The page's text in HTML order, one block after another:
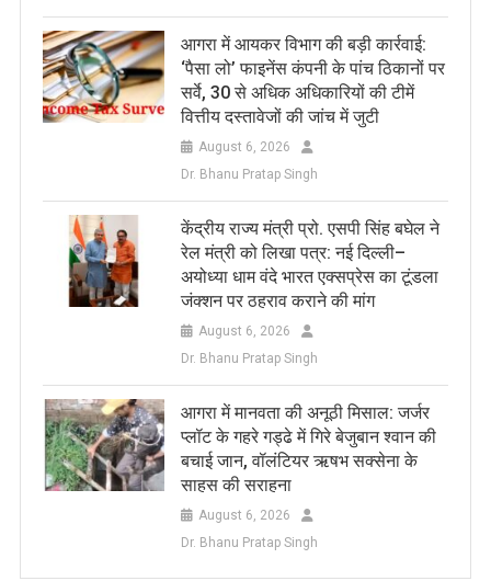
आगरा में आयकर विभाग की बड़ी कार्रवाई:
‘पैसा लो’ फाइनेंस कंपनी के पांच ठिकानों पर
सर्वे, 30 से अधिक अधिकारियों की टीमें
वित्तीय दस्तावेजों की जांच में जुटी
August 6, 2026
Dr. Bhanu Pratap Singh
केंद्रीय राज्य मंत्री प्रो. एसपी सिंह बघेल ने
रेल मंत्री को लिखा पत्र: नई दिल्ली–
अयोध्या धाम वंदे भारत एक्सप्रेस का टूंडला
जंक्शन पर ठहराव कराने की मांग
August 6, 2026
Dr. Bhanu Pratap Singh
आगरा में मानवता की अनूठी मिसाल: जर्जर
प्लॉट के गहरे गड्ढे में गिरे बेजुबान श्वान की
बचाई जान, वॉलंटियर ऋषभ सक्सेना के
साहस की सराहना
August 6, 2026
Dr. Bhanu Pratap Singh